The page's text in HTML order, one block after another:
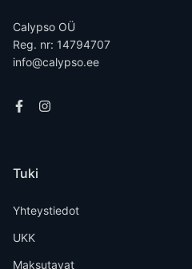
Calypso OÜ
Reg. nr: 14794707
info@calypso.ee
Tuki
Yhteystiedot
UKK
Maksutavat